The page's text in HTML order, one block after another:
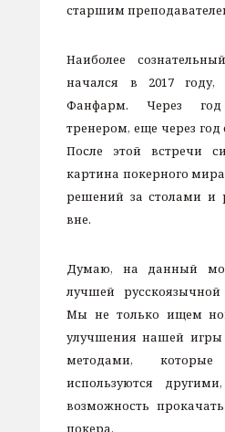
старшим
Наиболее
начался в 2017 году,
Фанфарм. Через
тренером, еще через год
После этой встречи
картина покерного
решений за столами и
вне.
Думаю, на данный
лучшей
Мы не только ищем
улучшения нашей игры
методами,
используются
возможность
покера.